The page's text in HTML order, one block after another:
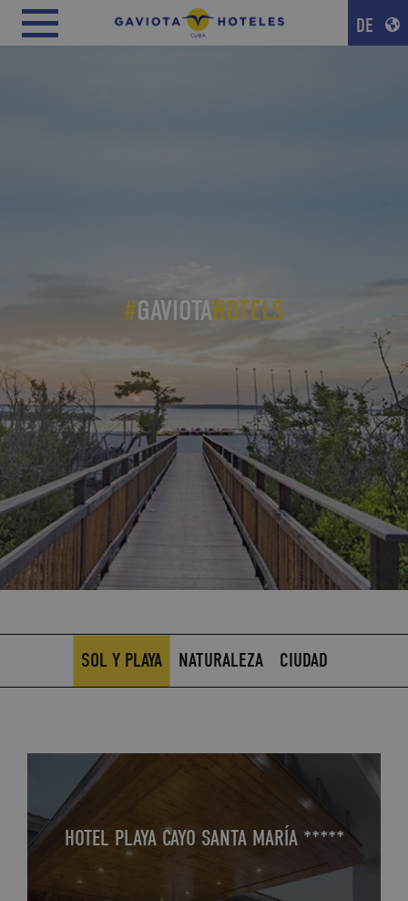
DE
#GAVIOTAHOTELS
SOL Y PLAYA NATURALEZA CIUDAD
HOTEL PLAYA CAYO SANTA MARÍA *****